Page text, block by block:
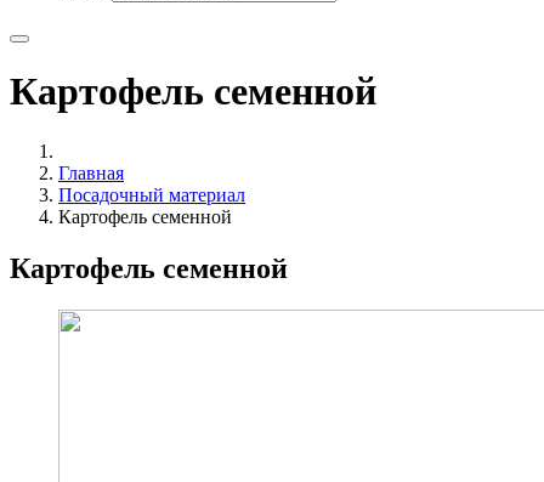
Картофель семенной
Главная
Посадочный материал
Картофель семенной
Картофель семенной